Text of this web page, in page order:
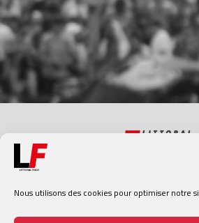
Nous utilisons des cookies pour optimiser notre